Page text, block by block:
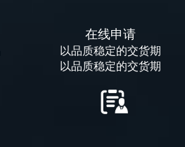
在线申请
以品质稳定的交货期
以品质稳定的交货期